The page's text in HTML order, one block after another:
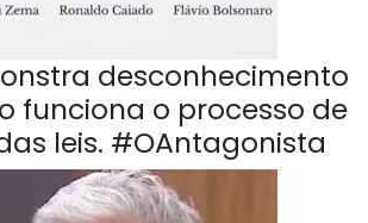
desconhecimento
funciona o processo de
leis. #OAntagonista